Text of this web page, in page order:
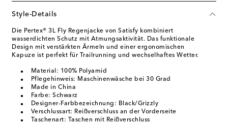
Style-Details
Die Pertex® 3L Fly Regenjacke von Satisfy kombiniert
wasserdichten Schutz mit Atmungsaktivität. Das funktionale
Design mit verstärkten Ärmeln und einer ergonomischen
Kapuze ist perfekt für Trailrunning und wechselhaftes Wetter.
Material: 100% Polyamid
Pflegehinweis: Maschinenwäsche bei 30 Grad
Made in China
Farbe: Schwarz
Designer-Farbbezeichnung: Black/Grizzly
Verschlussart: Reißverschluss an der Vorderseite
Taschenart: Taschen mit Reißverschluss